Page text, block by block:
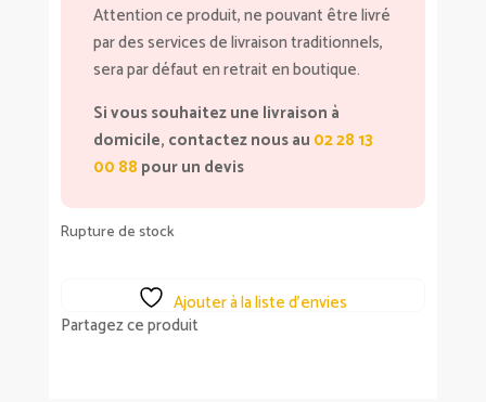
Attention ce produit, ne pouvant être livré
par des services de livraison traditionnels,
sera par défaut en retrait en boutique.
Si vous souhaitez une livraison à
domicile, contactez nous au 02 28 13
00 88 pour un devis
Rupture de stock
Ajouter à la liste d’envies
Partagez ce produit